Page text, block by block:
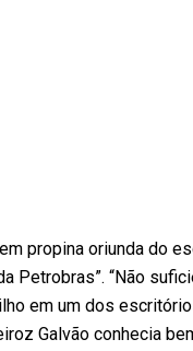
propina oriunda do
Petrobras”. “Não
em um dos
Galvão conhecia